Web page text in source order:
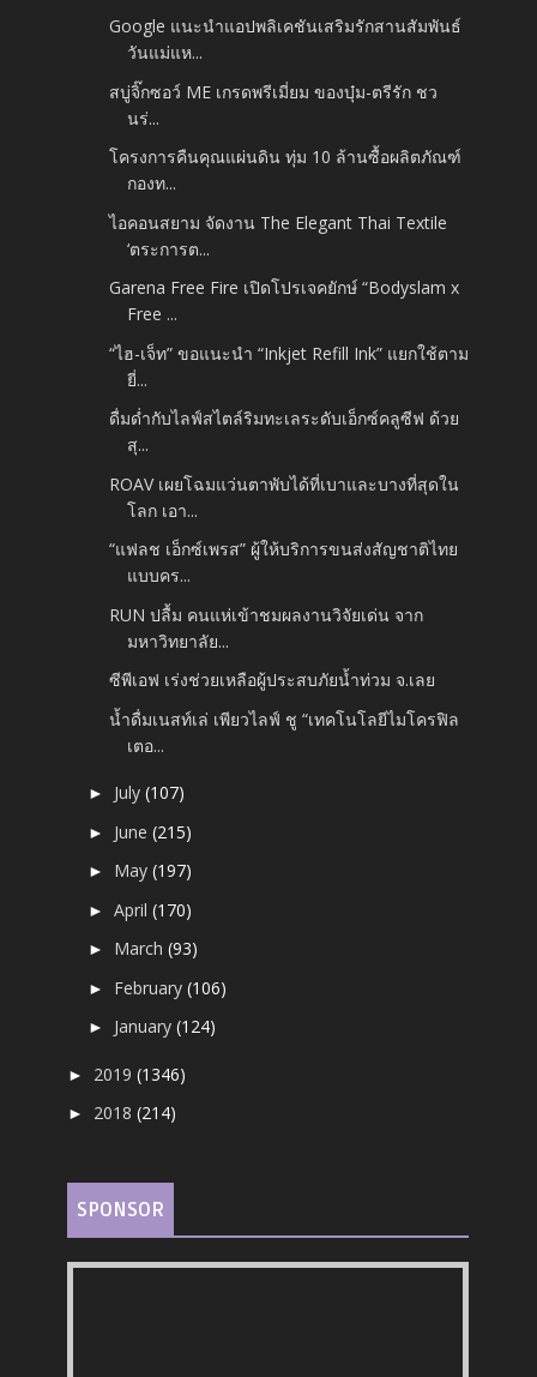
Google แนะนำแอปพลิเคชันเสริมรักสานสัมพันธ์
วันแม่แห...
สบู่จิ๊กซอว์ ME เกรดพรีเมี่ยม ของบุ๋ม-ตรีรัก ชว
นร่...
โครงการคืนคุณแผ่นดิน ทุ่ม 10 ล้านซื้อผลิตภัณฑ์
กองท...
ไอคอนสยาม จัดงาน The Elegant Thai Textile
‘ตระการต...
Garena Free Fire เปิดโปรเจคยักษ์ “Bodyslam x
Free ...
“ไฮ-เจ็ท” ขอแนะนำ “Inkjet Refill Ink” แยกใช้ตาม
ยี่...
ดื่มด่ำกับไลฟ์สไตล์ริมทะเลระดับเอ็กซ์คลูซีฟ ด้วย
สุ...
ROAV เผยโฉมแว่นตาพับได้ที่เบาและบางที่สุดใน
โลก เอา...
“แฟลช เอ็กซ์เพรส” ผู้ให้บริการขนส่งสัญชาติไทย
แบบคร...
RUN ปลื้ม คนแห่เข้าชมผลงานวิจัยเด่น จาก
มหาวิทยาลัย...
ซีพีเอฟ เร่งช่วยเหลือผู้ประสบภัยน้ำท่วม จ.เลย
น้ำดื่มเนสท์เล่ เพียวไลฟ์ ชู “เทคโนโลยีไมโครฟิล
เตอ...
► July(107)
► June(215)
► May(197)
►April(170)
► March(93)
► February(106)
► January(124)
► 2019(1346)
► 2018(214)
SPONSOR